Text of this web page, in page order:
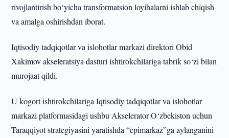
rivojlantirish bo‘yicha transformatsion loyihalarni ishlab chiqish
va amalga oshirishdan iborat.
Iqtisodiy tadqiqotlar va islohotlar markazi direktori Obid
Xakimov akseleratsiya dasturi ishtirokchilariga tabrik so‘zi bilan
murojaat qildi.
U kogort ishtirokchilariga Iqtisodiy tadqiqotlar va islohotlar
markazi platformasidagi ushbu Akselerator O‘zbekiston uchun
Taraqqiyot strategiyasini yaratishda “epimarkaz”ga aylanganini